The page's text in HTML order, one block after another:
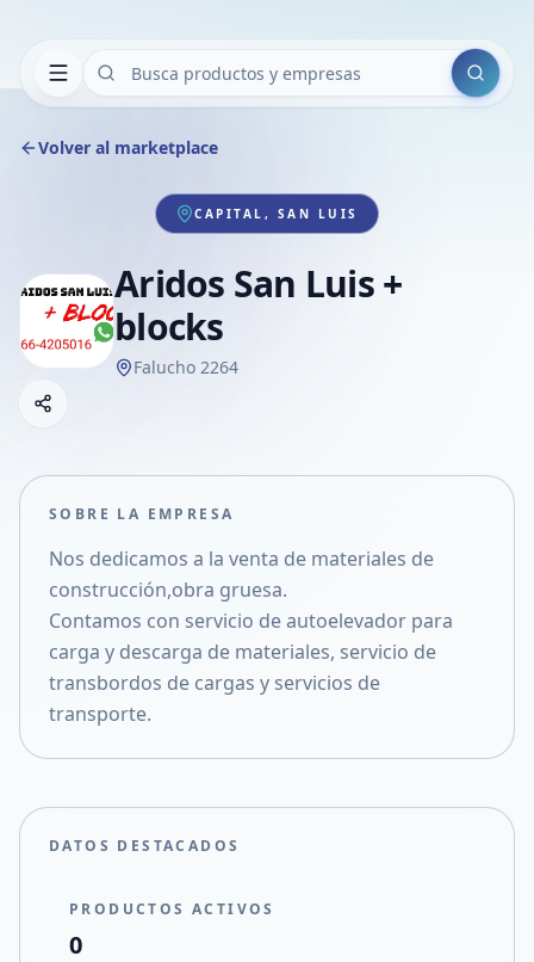
Buscar
Volver al marketplace
CAPITAL, SAN LUIS
Aridos San Luis +
blocks
Falucho 2264
Compartir empresa
Compartir en X
SOBRE LA EMPRESA
Nos dedicamos a la venta de materiales de
construcción,obra gruesa.
Contamos con servicio de autoelevador para
carga y descarga de materiales, servicio de
transbordos de cargas y servicios de
transporte.
DATOS DESTACADOS
PRODUCTOS ACTIVOS
0